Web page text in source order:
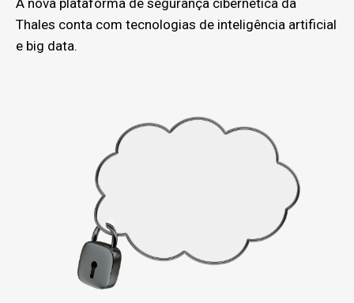
Thales conta com tecnologias de inteligência artificial
e big data.